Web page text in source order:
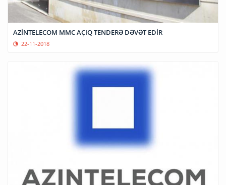
AZİNTELECOM MMC AÇIQ TENDERƏ DƏVƏT EDİR
22-11-2018